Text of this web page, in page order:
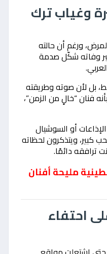
وغياب ترك
ورغم أن حالته
وفاته شكّل صدمة
بل لأن صوته وطريقته
فنان “خالٍ من الزمن”،
أو السوشيال
كبير، ويتذكرون لحظاته
ترافقه دائمًا.
مليحة أفنان
احتفاء